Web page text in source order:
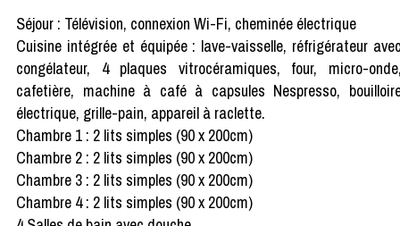
Séjour : Télévision, connexion Wi-Fi, cheminée électrique
Cuisine intégrée et équipée : lave-vaisselle, réfrigérateur
congélateur, 4 plaques vitrocéramiques, four, micro-
cafetière, machine à café à capsules Nespresso,
électrique, grille-pain, appareil à raclette.
Chambre 1 : 2 lits simples (90 x 200cm)
Chambre 2 : 2 lits simples (90 x 200cm)
Chambre 3 : 2 lits simples (90 x 200cm)
Chambre 4 : 2 lits simples (90 x 200cm)